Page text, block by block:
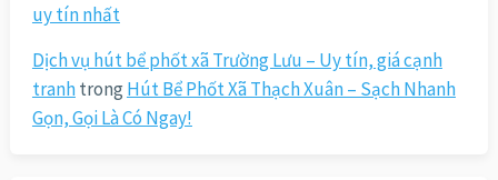
uy tín nhất
Dịch vụ hút bể phốt xã Trường Lưu – Uy tín, giá cạnh
tranhtrong Hút Bể Phốt Xã Thạch Xuân – Sạch Nhanh
Gọn, Gọi Là Có Ngay!